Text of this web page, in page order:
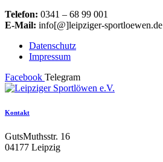
Telefon: 0341 – 68 99 001
E-Mail: info[@]leipziger-sportloewen.de
Datenschutz
Impressum
Facebook Telegram
Kontakt
GutsMuthsstr. 16
04177 Leipzig